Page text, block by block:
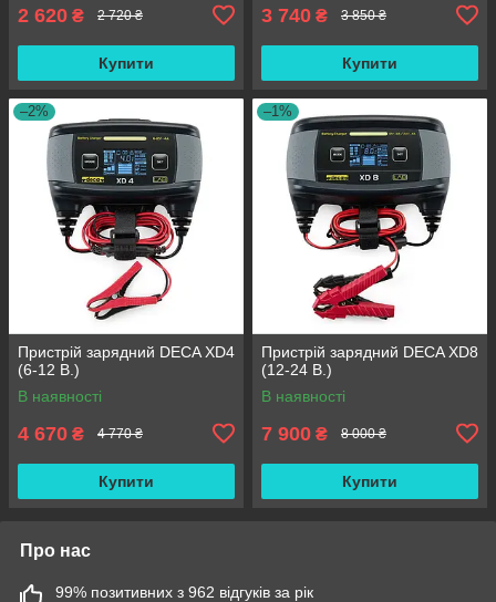
2 620 ₴ 2 720 ₴
Купити
3 740 ₴ 3 850 ₴
Купити
–2%
Пристрій зарядний DECA XD4
(6-12 В.)
В наявності
4 670 ₴ 4 770 ₴
Купити
–1%
Пристрій зарядний DECA XD8
(12-24 В.)
В наявності
7 900 ₴ 8 000 ₴
Купити
Про нас
99% позитивних з 962 відгуків за рік